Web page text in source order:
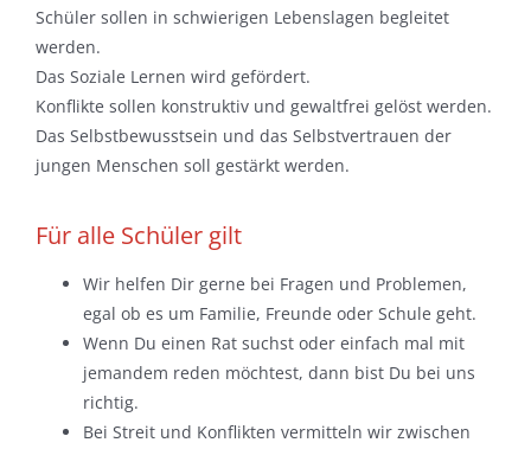
Schüler sollen in schwierigen Lebenslagen begleitet
werden.
Das Soziale Lernen wird gefördert.
Konflikte sollen konstruktiv und gewaltfrei gelöst werden.
Das Selbstbewusstsein und das Selbstvertrauen der
jungen Menschen soll gestärkt werden.
Für alle Schüler gilt
Wir helfen Dir gerne bei Fragen und Problemen,
egal ob es um Familie, Freunde oder Schule geht.
Wenn Du einen Rat suchst oder einfach mal mit
jemandem reden möchtest, dann bist Du bei uns
richtig.
Bei Streit und Konflikten vermitteln wir zwischen